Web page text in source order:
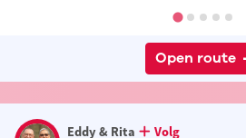
Open route
Eddy & Rita
Volg